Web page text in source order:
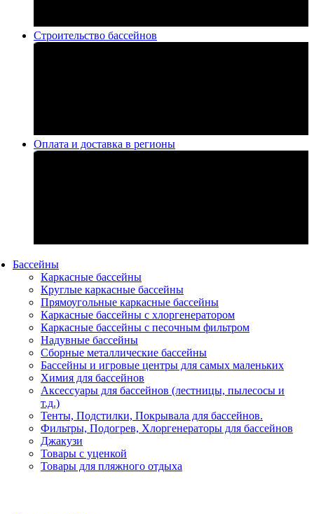
Строительство бассейнов
Оплата и доставка в регионы
Бассейны
Каркасные бассейны
Круглые каркасные бассейны
Прямоугольные каркасные бассейны
Каркасные бассейны с хлоргенератором
Каркасные бассейны с песочным фильтром
Надувные бассейны
Сборные металлические бассейны
Бассейны и игровые центры для самых маленьких
Химия для бассейнов
Аксессуары для бассейнов (лестницы, пылесосы и
т.д.)
Тенты, Подстилки, Покрывала для бассейнов.
Фильтры, Подогрев, Хлоргенераторы для бассейнов
Джакузи
Товары с уценкой
Товары для пляжного отдыха